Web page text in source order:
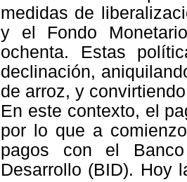
medidas de
y el Fondo
ochenta. Estas
declinación,
de arroz, y
En este contexto, el
por lo que a
pagos con el
Desarrollo (BID). Hoy